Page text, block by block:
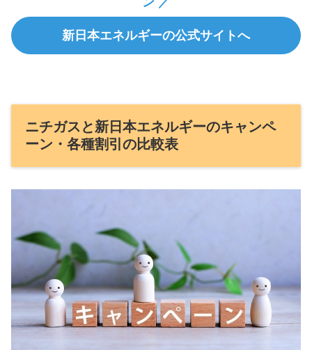
新日本エネルギーの公式サイトへ
ニチガスと新日本エネルギーのキャンペ
ーン・各種割引の比較表